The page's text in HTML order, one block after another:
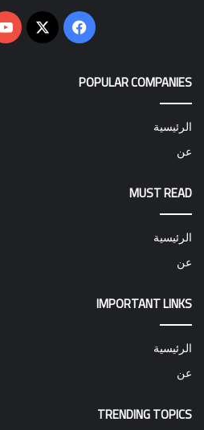
فيسبوك
‫X
POPULAR COMPANIES
الرئيسية
عن
MUST READ
الرئيسية
عن
IMPORTANT LINKS
الرئيسية
عن
TRENDING TOPICS